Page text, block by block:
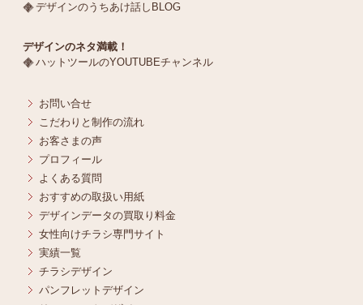
デザインのうちあけ話しBLOG
デザインのネタ満載！
ハットツールのYOUTUBEチャンネル
お問い合せ
こだわりと制作の流れ
お客さまの声
プロフィール
よくある質問
おすすめの取扱い用紙
デザインデータの買取り料金
女性向けチラシ専門サイト
実績一覧
チラシデザイン
パンフレットデザイン